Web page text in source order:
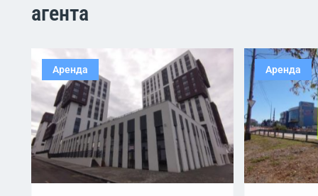
агента
Аренда Аренда